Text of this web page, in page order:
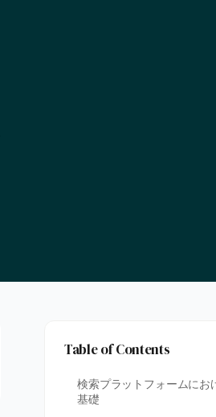
Table of Contents
検索プラットフォームにお
基礎